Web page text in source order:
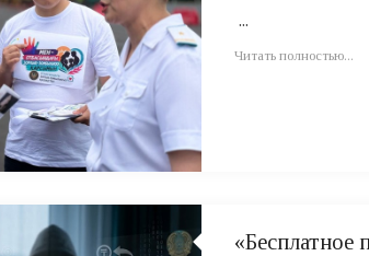
...
Читать полностью...